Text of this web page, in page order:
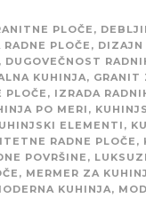
PLOČE ,
PLOČE , DIZAJN
, DUGOVEČNOST
KUHINJA, GRANIT
PLOČE , IZRADA
PO MERI ,
ELEMENTI ,
RADNE PLOČE ,
POVRŠINE ,
, MERMER ZA
KUHINJA,